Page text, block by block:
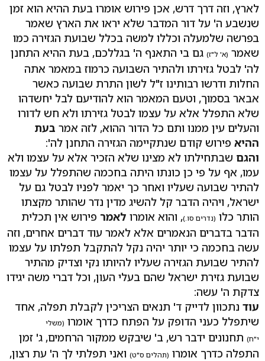
לארץ, וזה דרך דרש, אכן פירוש אומרו בעת ההיא הוא זמן
שנשבע ה' על דור המדבר שלא יראו את הארץ שאמר
בפרשה שלמעלה וכללו למשה בכלל שבועת הגזירה כמו
שאמר (א' ל"ז) גם בי התאנף ה' בגללכם, בעת ההיא התחנן
לה' לבטל גזירתו ולהתיר השבועה כרמוז במאמר אתה
החלות ודרשו רבותינו ז"ל לשון התרת שבועה כאשר
אבאר בסמוך, וטעם המאמר הוא להודיעם לבל יחשדהו
שלא התפלל אלא על עצמו לבטל גזירתו ולא חש לדורו
והעלים עין ממנו ותם כל הדור ההוא, לזה אמר בעת
ההיא פירוש קודם שנתקיימה הגזירה התחנן לה':
והגם שבתחילתו לא מצינו שלא הזכיר אלא על עצמו ולא
עמו, אף על פי כן כונתו היתה בחכמה שהתפלל על עצמו
להתיר שבועה שעליו ואחר כך יאמר לפניו לבטל גם על
ישראל, ויהיה הדבר קל להשיג מדין נדר שהותר מקצתו
הותר כלו (נדרים סו.), והוא אומרו לאמר פירוש אין תכלית
הדבר בדברים הנאמרים אלא לאמר עוד דברים אחרים, וזה
עשה בחכמה כי יותר יהיה נקל להתקבל תפלתו על עצמו
להתיר שבועת הגזירה שעליו להיותו נקי וצדיק מהתיר
שבועת גזירת ישראל שהם בעלי העון, וכל דברי משה יגידו
צדקת ה' עשה:
עוד נתכוון לדייק ד' תנאים הצריכין לקבלת תפלה, אחד
שיתפלל כעני הדופק על הפתח כדרך אומרו (משלי
י"ח) תחנונים ידבר רש, ב' שיבקש ממקור הרחמים, ג' זמן
התפלה כדרך אומרו (תהלים ס"ט) ואני תפלתי לך ה' עת רצון,